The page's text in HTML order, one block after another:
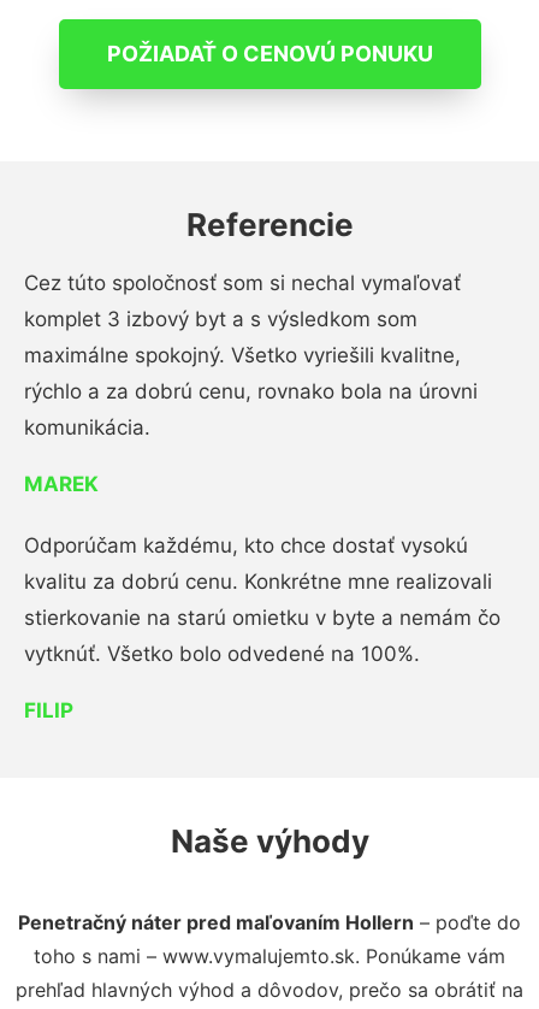
POŽIADAŤ O CENOVÚ PONUKU
Referencie
Cez túto spoločnosť som si nechal vymaľovať
komplet 3 izbový byt a s výsledkom som
maximálne spokojný. Všetko vyriešili kvalitne,
rýchlo a za dobrú cenu, rovnako bola na úrovni
komunikácia.
MAREK
Odporúčam každému, kto chce dostať vysokú
kvalitu za dobrú cenu. Konkrétne mne realizovali
stierkovanie na starú omietku v byte a nemám čo
vytknúť. Všetko bolo odvedené na 100%.
FILIP
Naše výhody
Penetračný náter pred maľovaním Hollern – poďte do
toho s nami – www.vymalujemto.sk. Ponúkame vám
prehľad hlavných výhod a dôvodov, prečo sa obrátiť na